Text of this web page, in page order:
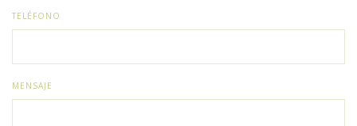
TELÉFONO
MENSAJE